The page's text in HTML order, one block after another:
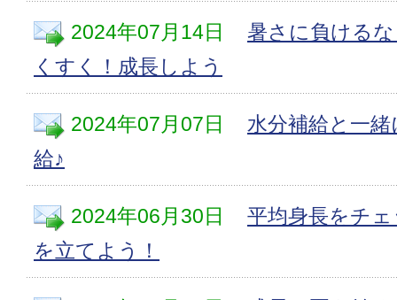
2024年07月14日
暑さに負ける
くすく！成長しよう
2024年07月07日
水分補給と一
給♪
2024年06月30日
平均身長をチ
を立てよう！